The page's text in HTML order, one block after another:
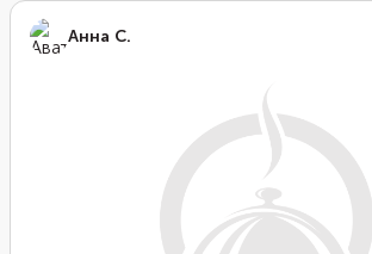
Анна С.